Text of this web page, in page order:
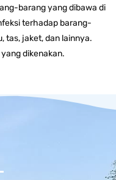
barang yang dibawa di
terhadap barang-
tas, jaket, dan lainnya.
dikenakan.